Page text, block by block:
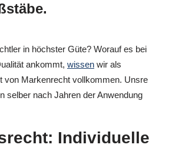
in höchster Güte? Worauf es bei
ankommt, wissen wir als
von Markenrecht vollkommen. Unsre
selber nach Jahren der Anwendung
Individuelle